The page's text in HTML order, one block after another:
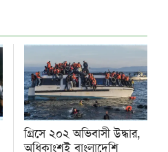
গ্রিসে ২০২ অভিবাসী উদ্ধার,
অধিকাংশই বাংলাদেশি